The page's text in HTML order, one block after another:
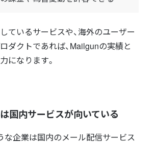
ているサービスや、海外のユーザー
ダクトであれば、Mailgunの実績と
になります。
国内サービスが向いている
な企業は国内のメール配信サービス